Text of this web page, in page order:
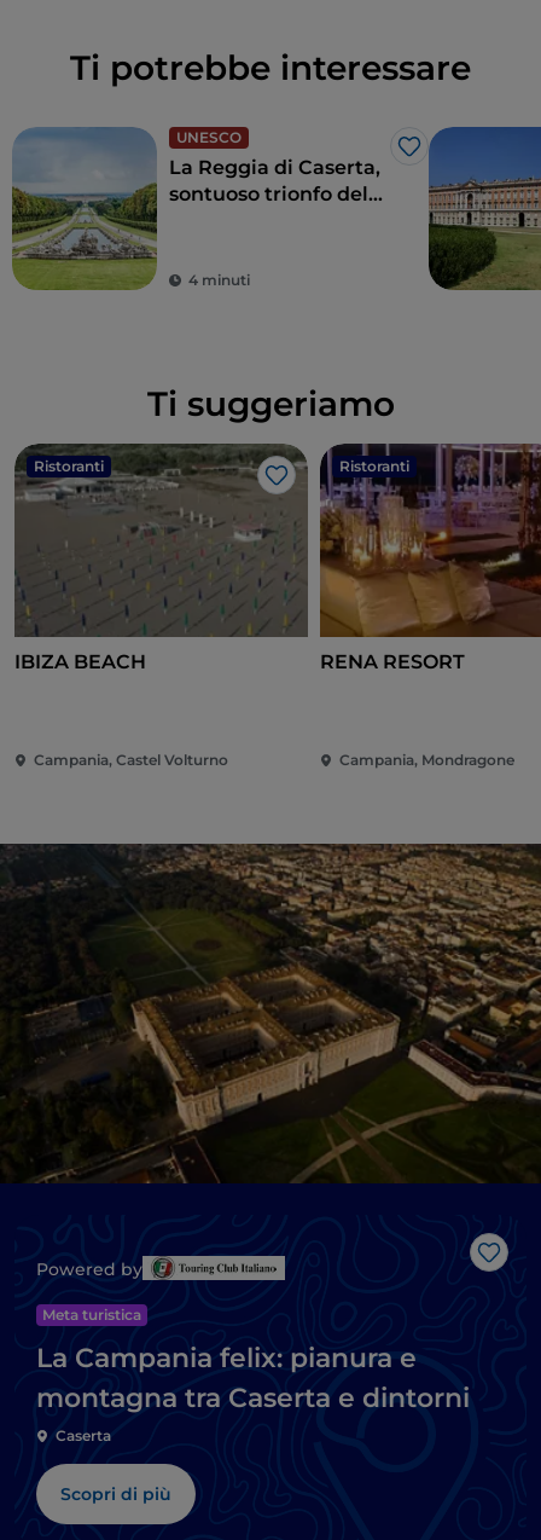
Ti potrebbe interessare
UNESCO
Like
La Reggia di Caserta,
sontuoso trionfo del
4 minuti
Ti suggeriamo
Ristoranti
Like
IBIZA BEACH
Campania, Castel Volturno
Ristoranti
RENA RESORT
Campania, Mondragone
Like
Powered by
Meta turistica
La Campania felix: pianura e
montagna tra Caserta e dintorni
Caserta
Scopri di più